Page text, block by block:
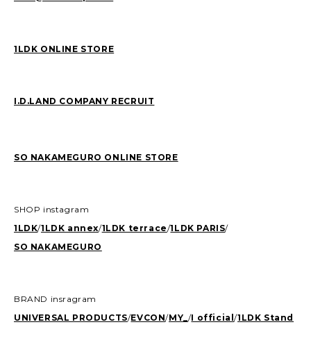
1LDK ONLINE STORE
I.D.LAND COMPANY RECRUIT
SO NAKAMEGURO ONLINE STORE
SHOP instagram
1LDK/1LDK annex/1LDK terrace/1LDK PARIS/
SO NAKAMEGURO
BRAND insragram
UNIVERSAL PRODUCTS/EVCON/MY_/I official/1LDK Stand